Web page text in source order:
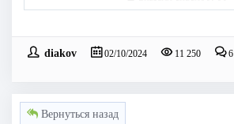
diakov 02/10/2024 11 250 6
Вернуться назад